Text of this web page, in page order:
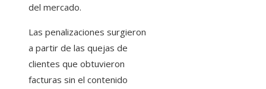
del mercado.
Las penalizaciones surgieron
a partir de las quejas de
clientes que obtuvieron
facturas sin el contenido